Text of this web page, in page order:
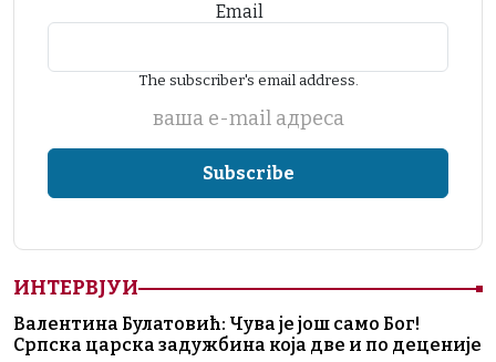
Email
The subscriber's email address.
ваша е-mail адреса
ИНТЕРВЈУИ
Валентина Булатовић: Чува је још само Бог!
Српска царска задужбина која две и по деценије